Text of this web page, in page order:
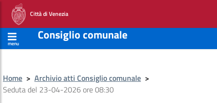
Città di Venezia
menu
Consiglio comunale
Home > Archivio atti Consiglio comunale >
Seduta del 23-04-2026 ore 08:30